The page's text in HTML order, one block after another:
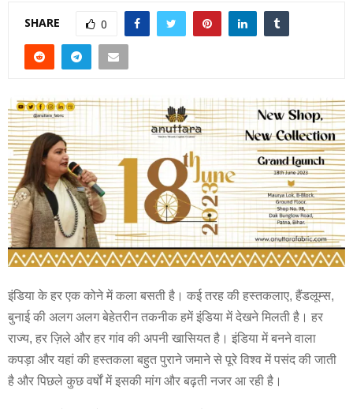
SHARE 0
इंडिया के हर एक कोने में कला बसती है। कई तरह की हस्तकलाए, हैंडलूम्स,
बुनाई की अलग अलग बेहेतरीन तकनीक हमें इंडिया में देखने मिलती है। हर
राज्य, हर ज़िले और हर गांव की अपनी खासियत है। इंडिया में बनने वाला
कपड़ा और यहां की हस्तकला बहुत पुराने जमाने से पूरे विश्व में पसंद की जाती
है और पिछले कुछ वर्षों में इसकी मांग और बढ़ती नजर आ रही है।